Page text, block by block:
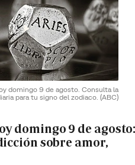
domingo 9 de agosto. Consulta la
para tu signo del zodiaco. (ABC)
domingo 9 de
sobre amor,